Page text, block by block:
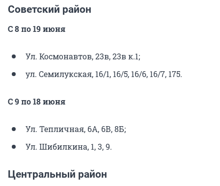
Советский район
С 8 по 19 июня
Ул. Космонавтов, 23в, 23в к.1;
ул. Семилукская, 16/1, 16/5, 16/6, 16/7, 175.
С 9 по 18 июня
Ул. Тепличная, 6А, 6В, 8Б;
Ул. Шибилкина, 1, 3, 9.
Центральный район